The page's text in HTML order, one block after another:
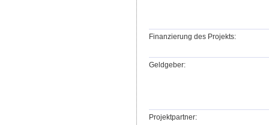
Finanzierung des Projekts:
Geldgeber:
Projektpartner: